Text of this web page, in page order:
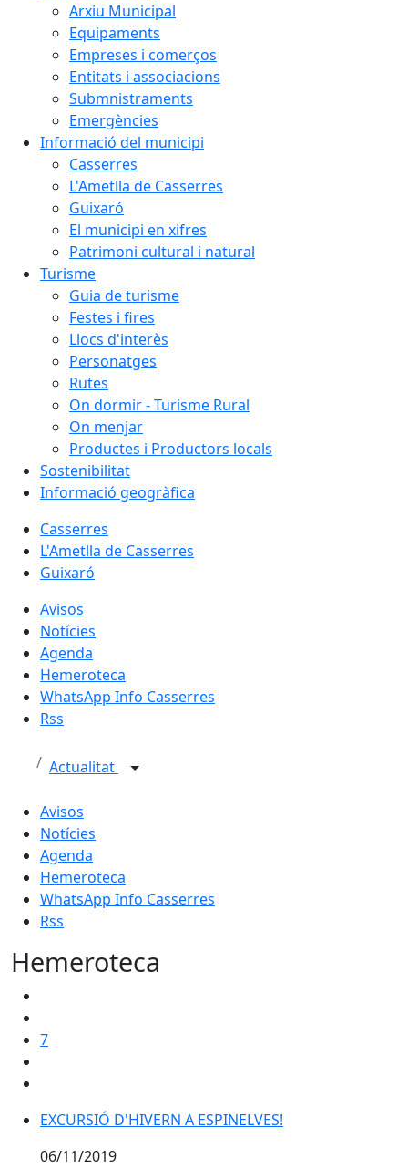
Arxiu Municipal
Equipaments
Empreses i comerços
Entitats i associacions
Submnistraments
Emergències
Informació del municipi
Casserres
L'Ametlla de Casserres
Guixaró
El municipi en xifres
Patrimoni cultural i natural
Turisme
Guia de turisme
Festes i fires
Llocs d'interès
Personatges
Rutes
On dormir - Turisme Rural
On menjar
Productes i Productors locals
Sostenibilitat
Informació geogràfica
Casserres
L'Ametlla de Casserres
Guixaró
Avisos
Notícies
Agenda
Hemeroteca
WhatsApp Info Casserres
Rss
Actualitat
Avisos
Notícies
Agenda
Hemeroteca
WhatsApp Info Casserres
Rss
Hemeroteca
7
EXCURSIÓ D'HIVERN A ESPINELVES!
06/11/2019